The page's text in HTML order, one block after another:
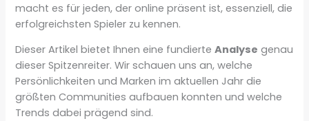
macht es für jeden, der online präsent ist, essenziell, die
erfolgreichsten Spieler zu kennen.
Dieser Artikel bietet Ihnen eine fundierteAnalyse genau
dieser Spitzenreiter. Wir schauen uns an, welche
Persönlichkeiten und Marken im aktuellen Jahr die
größten Communities aufbauen konnten und welche
Trends dabei prägend sind.